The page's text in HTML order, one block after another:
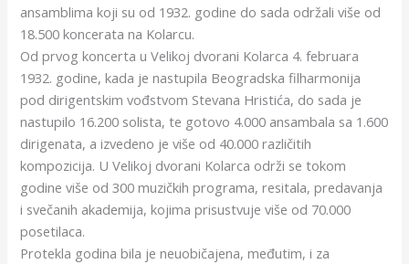
ansamblima koji su od 1932. godine do sada održali više od
18.500 koncerata na Kolarcu.
Od prvog koncerta u Velikoj dvorani Kolarca 4. februara
1932. godine, kada je nastupila Beogradska filharmonija
pod dirigentskim vođstvom Stevana Hristića, do sada je
nastupilo 16.200 solista, te gotovo 4.000 ansambala sa 1.600
dirigenata, a izvedeno je više od 40.000 različitih
kompozicija. U Velikoj dvorani Kolarca održi se tokom
godine više od 300 muzičkih programa, resitala, predavanja
i svečanih akademija, kojima prisustvuje više od 70.000
posetilaca.
Protekla godina bila je neuobičajena, međutim, i za